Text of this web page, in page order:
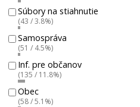
Súbory na stiahnutie
(43 / 3.8%)
Samospráva
(51 / 4.5%)
Inf. pre občanov
(135 / 11.8%)
Obec
(58 / 5.1%)